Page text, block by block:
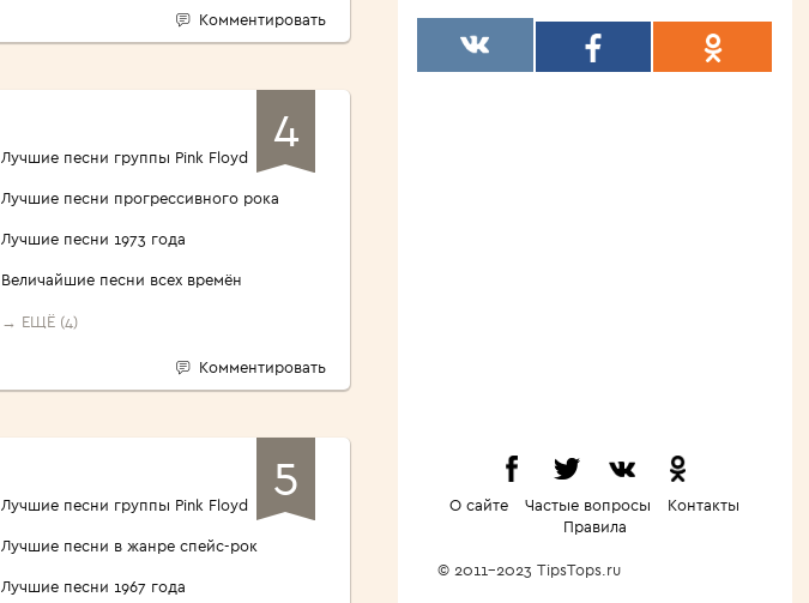
Комментировать
4
Лучшие песни группы Pink Floyd
Лучшие песни прогрессивного рока
Лучшие песни 1973 года
Величайшие песни всех времён
→ ЕЩЁ (4)
Комментировать
5
Лучшие песни группы Pink Floyd
Лучшие песни в жанре спейс-рок
Лучшие песни 1967 года
О сайте Частые вопросы
Контакты
Правила
© 2011-2023 TipsTops.ru